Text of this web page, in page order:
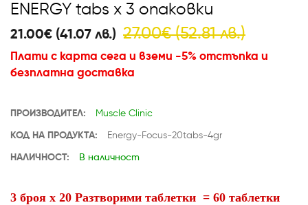
ENERGY tabs x 3 опаковки
21.00€ (41.07 лв.) 27.00€ (52.81 лв.)
Плати с карта сега и вземи -5% отстъпка и
безплатна доставка
ПРОИЗВОДИТЕЛ: Muscle Clinic
КОД НА ПРОДУКТА: Energy-Focus-20tabs-4gr
НАЛИЧНОСТ: В наличност
3 броя х 20 Разтворими таблетки = 60 таблетки